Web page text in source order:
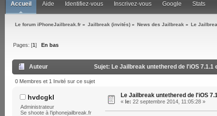
Accueil Aide Identifiez-vous Inscrivez-vous Google Stats
Le forum iPhoneJailbreak.fr » Jailbreak (invités) » News des Jailbreak » Le
Pages: [1] En bas
Auteur Sujet: Le Jailbreak untethered de l'iOS
0 Membres et 1 Invité sur ce sujet
hvdcgkl
Administrateur
Se shoote à l'iphonejailbreak.fr
Le Jailbreak untethered de l'iOS
« le: 22 septembre 2014, 11:05:28 »